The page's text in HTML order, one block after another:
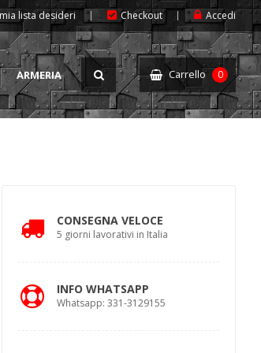
lista desideri Checkout Accedi
ARMERIA Carrello 0
CONSEGNA VELOCE
5 giorni lavorativi in Italia
INFO WHATSAPP
Whatsapp: 331-3129155